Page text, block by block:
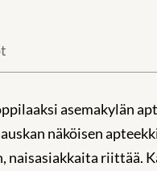
asemakylän
näköisen
naisasiakkaita riittää.